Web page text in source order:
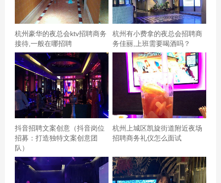
还会光临
杭州豪华的夜总会ktv招聘商务
接待,一般在哪招聘
杭州有小费拿的夜总会招聘商
务佳丽,上班需要喝酒吗？
抖音招聘文案创意（抖音岗位
招募：打造独特文案创意团
队）
杭州上城区凯旋街道附近夜场
招聘商务礼仪怎么面试